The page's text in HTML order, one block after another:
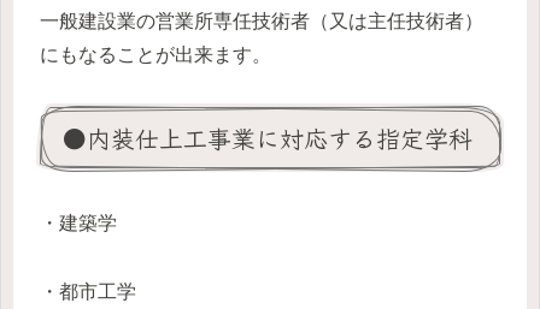
一般建設業の営業所専任技術者（又は主任技術者）
にもなることが出来ます。
●内装仕上工事業に対応する指定学科
・建築学
・都市工学